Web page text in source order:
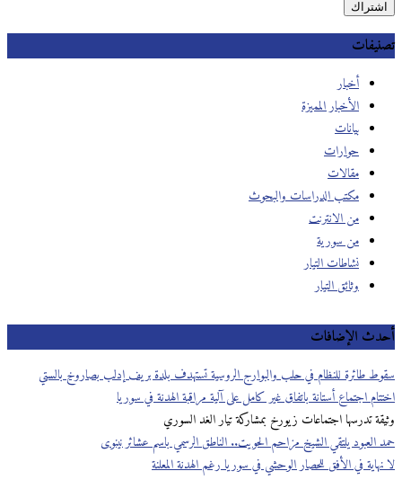
تصنيفات
أخبار
الأخبار المميزة
بيانات
حوارات
مقالات
مكتب الدراسات والبحوث
من الانترنت
من سورية
نشاطات التيار
وثائق التيار
أحدث الإضافات
سقوط طائرة للنظام في حلب والبوارج الروسية تستهدف بلدة بريف إدلب بصاروخ بالستي
اختتام اجتماع أستانة باتفاق غير كامل على آلية مراقبة الهدنة في سوريا
وثيقة تدرسها اجتماعات زيورخ بمشاركة تيار الغد السوري
حمد العبود يلتقي الشيخ مزاحم الحويت.. الناطق الرسمي باسم عشائر نينوى
لا نهاية في الأفق للحصار الوحشي في سوريا رغم الهدنة المعلنة